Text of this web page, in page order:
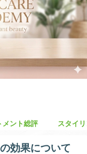
メント総評 スタイ
効果について